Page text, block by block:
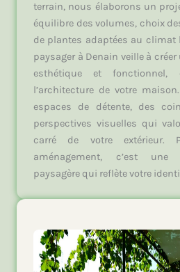
terrain, nous élaborons un
équilibre des volumes, choix
de plantes adaptées au climat
paysager à Denain veille à
esthétique et fonctionnel,
l’architecture de votre
espaces de détente, des
perspectives visuelles qui
carré de votre extérieur.
aménagement, c’est une
paysagère qui reflète votre